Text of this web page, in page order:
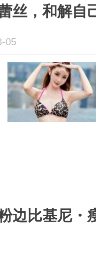
丝，和解自
05
边比基尼・